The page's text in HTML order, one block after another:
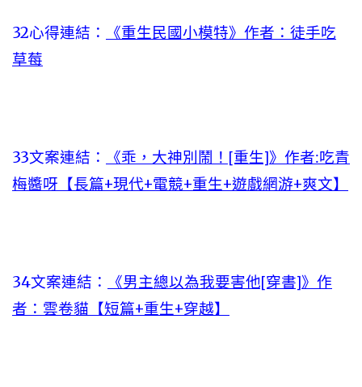
32心得連結：
《重生民國小模特》作者：徒手吃
草莓
33文案連結：
《乖，大神別鬧！[重生]》作者:吃青
梅醬呀【長篇+現代+電競+重生+遊戲網游+爽文】
34文案連結：
《男主總以為我要害他[穿書]》作
者：雲卷貓【短篇+重生+穿越】